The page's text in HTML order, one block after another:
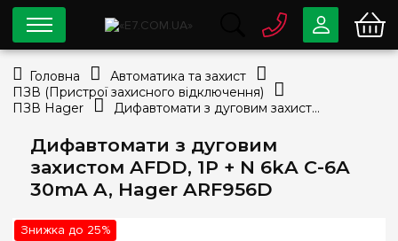
Дифавтомати з дуговим
захистом AFDD, 1P + N 6kA C-6A
30mA A, Hager ARF956D
Знижка до 25%
0 800 33-63-07
Безкоштовно
info@e7.com.ua
Viber Telegram
Головна
Автоматика та захист
ПЗВ (Пристрої захисного відключення)
ПЗВ Hager
Дифавтомати з дуговим захистом AFDD, 1P + N 6kA C-6A 30mA A, Hager ARF956D